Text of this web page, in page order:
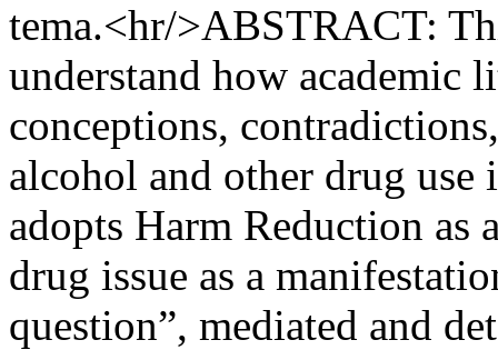
tema.<hr/>ABSTRACT:
understand how academic
conceptions,
alcohol and other drug
adopts Harm Reduction as
drug issue as a
question”, mediated and